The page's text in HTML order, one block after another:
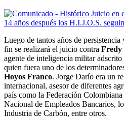
Luego de tantos años de
fin se realizará el juicio contra Fredy
agente de inteligencia militar
quien fuera uno de los
Hoyos Franco. Jorge Darío era un
internacional, asesor de diferentes
país como la Federación
Nacional de Empleados Bancarios,
Industria de Carbón, entre otros.